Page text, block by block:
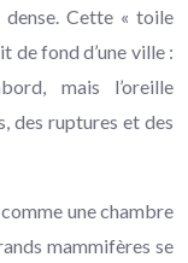
Cette « toile
de fond d’une ville :
mais l’oreille
des ruptures et des
une chambre
mammifères se